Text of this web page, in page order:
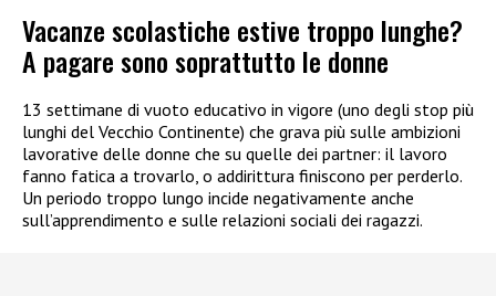
Vacanze scolastiche estive troppo lunghe?
A pagare sono soprattutto le donne
13 settimane di vuoto educativo in vigore (uno degli stop più
lunghi del Vecchio Continente) che grava più sulle ambizioni
lavorative delle donne che su quelle dei partner: il lavoro
fanno fatica a trovarlo, o addirittura finiscono per perderlo.
Un periodo troppo lungo incide negativamente anche
sull’apprendimento e sulle relazioni sociali dei ragazzi.